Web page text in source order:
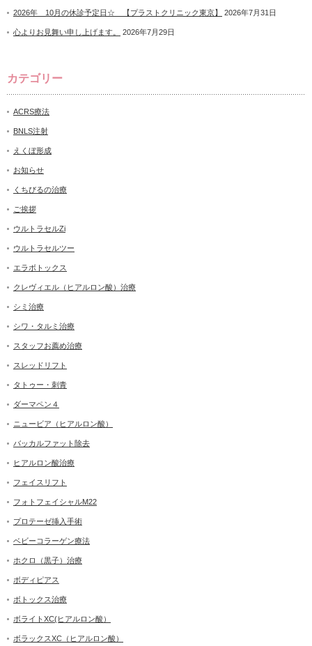
2026年 10月の休診予定日☆ 【プラストクリニック東京】 2026年7月31日
心よりお見舞い申し上げます。 2026年7月29日
カテゴリー
ACRS療法
BNLS注射
えくぼ形成
お知らせ
くちびるの治療
ご挨拶
ウルトラセルZi
ウルトラセルツー
エラボトックス
クレヴィエル（ヒアルロン酸）治療
シミ治療
シワ・タルミ治療
スタッフお薦め治療
スレッドリフト
タトゥー・刺青
ダーマペン４
ニュービア（ヒアルロン酸）
バッカルファット除去
ヒアルロン酸治療
フェイスリフト
フォトフェイシャルM22
プロテーゼ挿入手術
ベビーコラーゲン療法
ホクロ（黒子）治療
ボディピアス
ボトックス治療
ボライトXC(ヒアルロン酸）
ボラックスXC（ヒアルロン酸）